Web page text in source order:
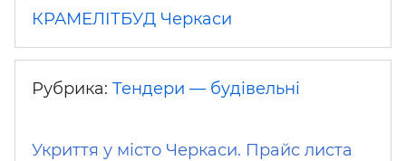
КРАМЕЛІТБУД Черкаси
Рубрика: Тендери — будівельні
Укриття у місто Черкаси. Прайс листа